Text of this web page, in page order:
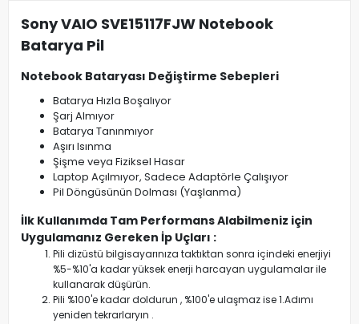
Sony VAIO SVE15117FJW Notebook
Batarya Pil
Notebook Bataryası Değiştirme Sebepleri
Batarya Hızla Boşalıyor
Şarj Almıyor
Batarya Tanınmıyor
Aşırı Isınma
Şişme veya Fiziksel Hasar
Laptop Açılmıyor, Sadece Adaptörle Çalışıyor
Pil Döngüsünün Dolması (Yaşlanma)
İlk Kullanımda Tam Performans Alabilmeniz için
Uygulamanız Gereken İp Uçları :
Pili dizüstü bilgisayarınıza taktıktan sonra içindeki enerjiyi
%5-%10'a kadar yüksek enerji harcayan uygulamalar ile
kullanarak düşürün.
Pili %100'e kadar doldurun , %100'e ulaşmaz ise 1.Adımı
yeniden tekrarlaryın .